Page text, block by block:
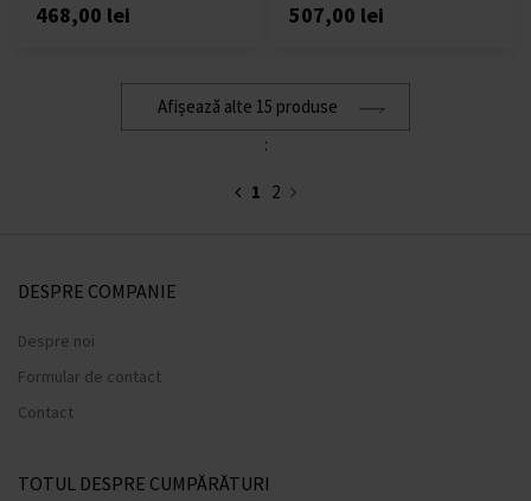
468,00 lei 507,00 lei
Afișează alte 15 produse
:
1 2
DESPRE COMPANIE
Despre noi
Formular de contact
Contact
TOTUL DESPRE CUMPĂRĂTURI